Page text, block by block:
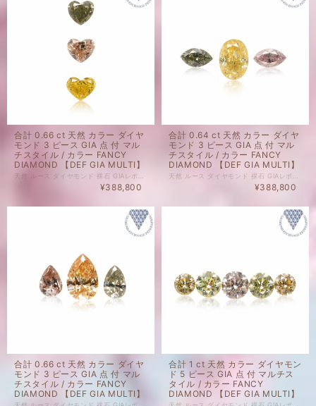
合計 0.66 ct 天然 カラー ダイヤ
モンド 3 ピース GIA 点 付 マル
チスタイル / カラー FANCY
DIAMOND 【DEF GIA MULTI】
¥388,800
合計 0.64 ct 天然 カラー ダイヤ
モンド 3 ピース GIA 点 付 マル
チスタイル / カラー FANCY
DIAMOND 【DEF GIA MULTI】
¥388,800
合計 0.66 ct 天然 カラー ダイヤ
モンド 3 ピース GIA 点 付 マル
チスタイル / カラー FANCY
DIAMOND 【DEF GIA MULTI】
合計 1 ct 天然 カラー ダイヤモン
ド 5 ピース GIA 点 付 マルチス
タイル / カラー FANCY
DIAMOND 【DEF GIA MULTI】